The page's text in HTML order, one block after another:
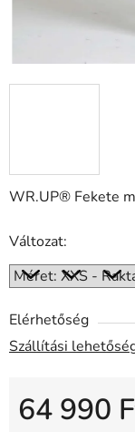
WR.UP® Fekete
Változat:
Elérhetőség
Szállítási
64 990